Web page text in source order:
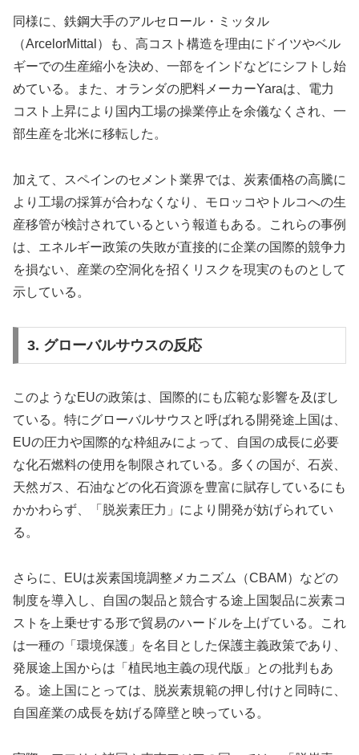
同様に、鉄鋼大手のアルセロール・ミッタル
（ArcelorMittal）も、高コスト構造を理由にドイツやベル
ギーでの生産縮小を決め、一部をインドなどにシフトし始
めている。また、オランダの肥料メーカーYaraは、電力
コスト上昇により国内工場の操業停止を余儀なくされ、一
部生産を北米に移転した。
加えて、スペインのセメント業界では、炭素価格の高騰に
より工場の採算が合わなくなり、モロッコやトルコへの生
産移管が検討されているという報道もある。これらの事例
は、エネルギー政策の失敗が直接的に企業の国際的競争力
を損ない、産業の空洞化を招くリスクを現実のものとして
示している。
3. グローバルサウスの反応
このようなEUの政策は、国際的にも広範な影響を及ぼし
ている。特にグローバルサウスと呼ばれる開発途上国は、
EUの圧力や国際的な枠組みによって、自国の成長に必要
な化石燃料の使用を制限されている。多くの国が、石炭、
天然ガス、石油などの化石資源を豊富に賦存しているにも
かかわらず、「脱炭素圧力」により開発が妨げられてい
る。
さらに、EUは炭素国境調整メカニズム（CBAM）などの
制度を導入し、自国の製品と競合する途上国製品に炭素コ
ストを上乗せする形で貿易のハードルを上げている。これ
は一種の「環境保護」を名目とした保護主義政策であり、
発展途上国からは「植民地主義の現代版」との批判もあ
る。途上国にとっては、脱炭素規範の押し付けと同時に、
自国産業の成長を妨げる障壁と映っている。